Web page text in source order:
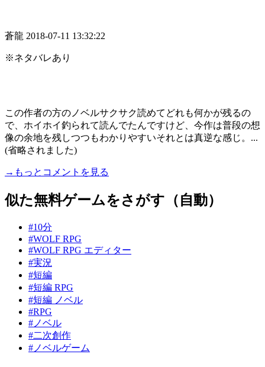
蒼龍 2018-07-11 13:32:22
※ネタバレあり
この作者の方のノベルサクサク読めてどれも何かが残るの
で、ホイホイ釣られて読んでたんですけど、今作は普段の想
像の余地を残しつつもわかりやすいそれとは真逆な感じ。...
(省略されました)
→もっとコメントを見る
似た無料ゲームをさがす（自動）
#10分
#WOLF RPG
#WOLF RPG エディター
#実況
#短編
#短編 RPG
#短編 ノベル
#RPG
#ノベル
#二次創作
#ノベルゲーム